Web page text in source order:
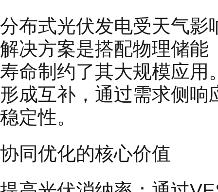
分布式光伏发电受天气影
解决方案是搭配物理储能
寿命制约了其大规模应用
形成互补，通过需求侧
稳定性。
协同优化的核心价值